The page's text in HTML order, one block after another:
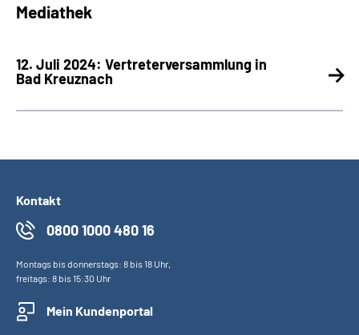
Mediathek
12. Juli 2024: Vertreterversammlung in
Bad Kreuznach
Kontakt
0800 1000 480 16
Montags bis donnerstags: 8 bis 18 Uhr,
freitags: 8 bis 15:30 Uhr
Mein Kundenportal